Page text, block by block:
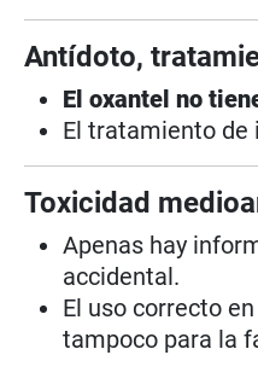
Antídoto,
El oxantel no
El tratamiento de
Toxicidad
Apenas hay
accidental.
El uso correcto
tampoco para la